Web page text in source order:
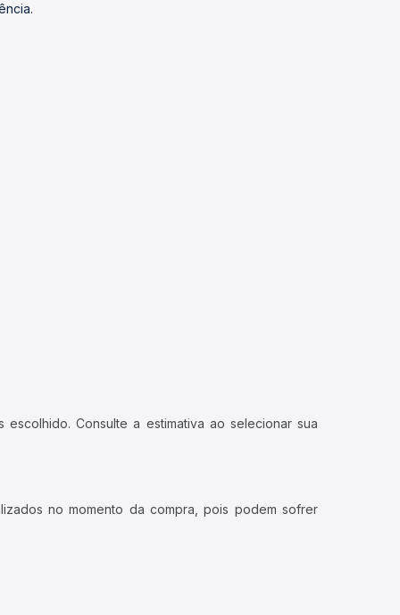
Consulte a estimativa ao selecionar sua
no momento da compra, pois podem sofrer